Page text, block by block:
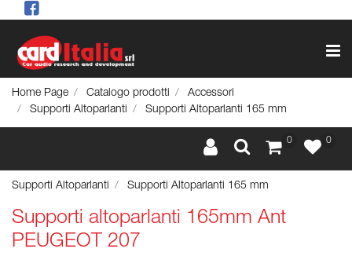
Home Page Catalogo prodotti
Accessori
Supporti Altoparlanti
Supporti Altoparlanti 165 mm
0 0
Supporti Altoparlanti Supporti Altoparlanti 165 mm
Supporti altoparlanti 165mm Ant
PEUGEOT 207